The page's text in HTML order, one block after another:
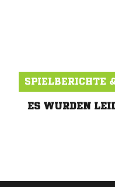
SPIELBERICHTE
ES WURDEN